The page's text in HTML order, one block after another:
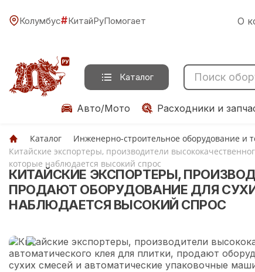
Колумбус#КитайРуПомогает О
Каталог
Авто/Мото Расходники и
Каталог Инженерно-строительное оборудование и
Китайские экспортеры, производители
которые наблюдается высокий спрос
КИТАЙСКИЕ ЭКСПОРТЕРЫ,
ПРОДАЮТ ОБОРУДОВАНИЕ ДЛЯ
НАБЛЮДАЕТСЯ ВЫСОКИЙ СПРОС